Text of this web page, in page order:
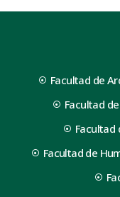
Facultad de
Facultad
Facultad
Facultad de